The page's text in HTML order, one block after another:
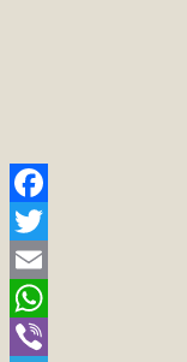
Facebook
Twitter
Email
WhatsApp